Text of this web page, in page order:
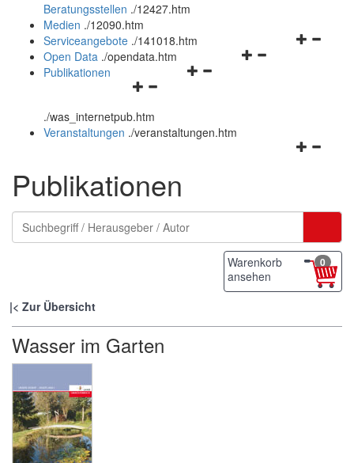
und
schließen
Beratungsstellen ./12427.htm
Medien ./12090.htm
Navigationsmenü
Serviceangebote ./141018.htm
Navigationsmenü
Open Data ./opendata.htm
Navigationsmenü
und
schließen
Publikationen
./was_internetpub.htm
Veranstaltungen ./veranstaltungen.htm
Publikationen
Warenkorb
ansehen
0
Zur Übersicht
Wasser im Garten